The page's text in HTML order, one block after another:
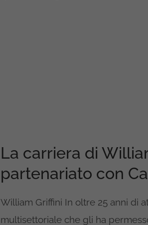
La carriera di
partenariato con
William Griffini In oltre 25 anni di
multisettoriale che gli ha